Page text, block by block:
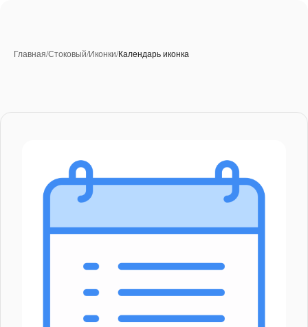
Главная/Стоковый/Иконки/Календарь иконка